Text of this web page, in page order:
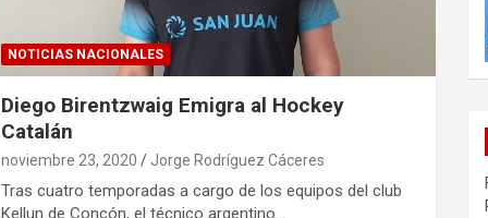
NOTICIAS NACIONALES
Diego Birentzwaig Emigra al Hockey
Catalán
noviembre 23, 2020 Jorge Rodríguez Cáceres
Tras cuatro temporadas a cargo de los equipos del club
Kellun de Concón, el técnico argentino…